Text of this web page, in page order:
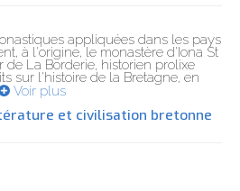
appliquées dans les pays
à l'origine, le monastère d'Iona St
de La Borderie, historien prolixe
sur l'histoire de la Bretagne, en
Voir plus
et civilisation bretonne